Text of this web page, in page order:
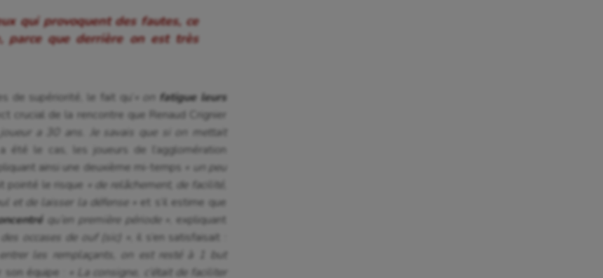
qui provoquent des fautes, ce
parce que derrière on est très
de supériorité, le fait qu’ « on fatigue leurs
crucial de la rencontre que Renaud Crignier
a 30 ans. Je savais que si on mettait
été le cas, les joueurs de l’agglomération
ainsi une deuxième mi-temps
« un peu
pointé le risque
« de relâchement, de facilité,
et de laisser la défense »
et s’il estime que
qu’en première période »
, expliquant
« des occases de ouf (sic) »
, il s’en satisfaisait :
les remplaçants, on est resté à 1 but
équipe : « La consigne, c’était de faciliter